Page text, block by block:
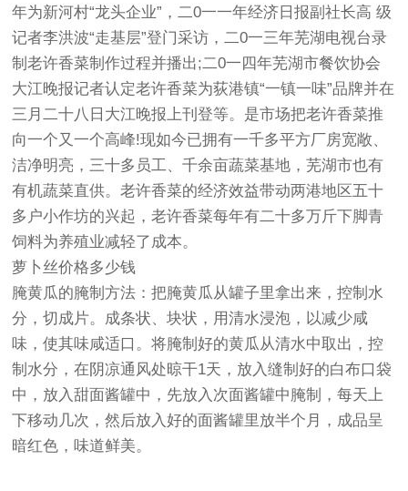
年为新河村“龙头企业”，二0一一年经济日报副社长高 级
记者李洪波“走基层”登门采访，二0一三年芜湖电视台录
制老许香菜制作过程并播出;二0一四年芜湖市餐饮协会
大江晚报记者认定老许香菜为荻港镇“一镇一味”品牌并在
三月二十八日大江晚报上刊登等。是市场把老许香菜推
向一个又一个高峰!现如今已拥有一千多平方厂房宽敞、
洁净明亮，三十多员工、千余亩蔬菜基地，芜湖市也有
有机蔬菜直供。老许香菜的经济效益带动两港地区五十
多户小作坊的兴起，老许香菜每年有二十多万斤下脚青
饲料为养殖业减轻了成本。
萝卜丝价格多少钱
腌黄瓜的腌制方法：把腌黄瓜从罐子里拿出来，控制水
分，切成片。成条状、块状，用清水浸泡，以减少咸
味，使其味咸适口。将腌制好的黄瓜从清水中取出，控
制水分，在阴凉通风处晾干1天，放入缝制好的白布口袋
中，放入甜面酱罐中，先放入次面酱罐中腌制，每天上
下移动几次，然后放入好的面酱罐里放半个月，成品呈
暗红色，味道鲜美。